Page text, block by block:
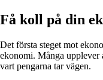
Få koll på din
Det första steget mot
ekonomi. Många upplever
vart pengarna tar vägen.